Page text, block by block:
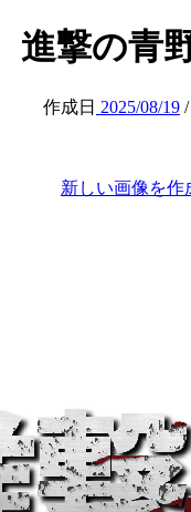
進撃の青
作成日 2025/08/19
新しい画像を作